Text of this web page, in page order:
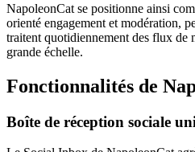
NapoleonCat se positionne ainsi
orienté engagement et modération,
traitent quotidiennement des flux de
grande échelle.
Fonctionnalités de
Boîte de réception sociale